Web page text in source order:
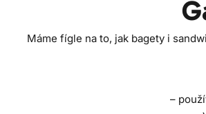
Máme fígle na to, jak bagety i
–